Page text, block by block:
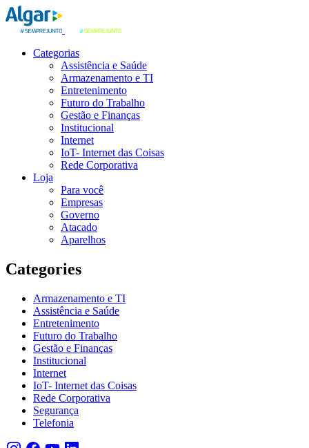
Categorias
Assistência e Saúde
Armazenamento e TI
Entretenimento
Futuro do Trabalho
Gestão e Finanças
Institucional
Internet
IoT- Internet das Coisas
Rede Corporativa
Loja
Para você
Empresas
Governo
Atacado
Aparelhos
Categories
Armazenamento e TI
Assistência e Saúde
Entretenimento
Futuro do Trabalho
Gestão e Finanças
Institucional
Internet
IoT- Internet das Coisas
Rede Corporativa
Segurança
Telefonia